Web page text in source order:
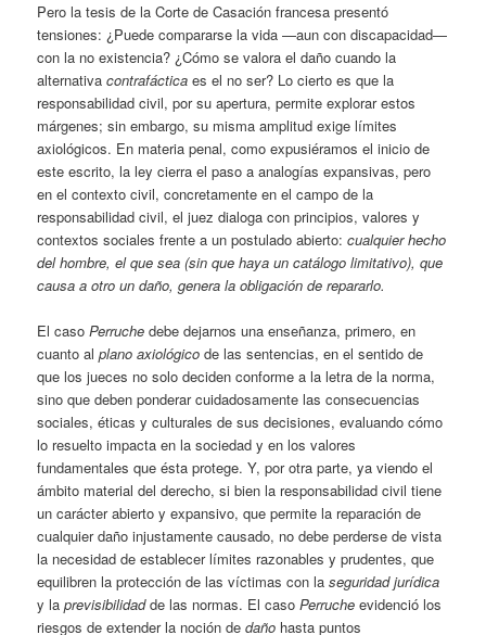
Pero la tesis de la Corte de Casación francesa presentó
tensiones: ¿Puede compararse la vida —aun con discapacidad—
con la no existencia? ¿Cómo se valora el daño cuando la
alternativacontrafácticaes el no ser? Lo cierto es que la
responsabilidad civil, por su apertura, permite explorar estos
márgenes; sin embargo, su misma amplitud exige límites
axiológicos. En materia penal, como expusiéramos el inicio de
este escrito, la ley cierra el paso a analogías expansivas, pero
en el contexto civil, concretamente en el campo de la
responsabilidad civil, el juez dialoga con principios, valores y
contextos sociales frente a un postulado abierto:cualquier hecho
del hombre, el que sea (sin que haya un catálogo limitativo), que
causa a otro un daño, genera la obligación de repararlo.
El casoPerruche debe dejarnos una enseñanza, primero, en
cuanto alplano axiológico de las sentencias, en el sentido de
que los jueces no solo deciden conforme a la letra de la norma,
sino que deben ponderar cuidadosamente las consecuencias
sociales, éticas y culturales de sus decisiones, evaluando cómo
lo resuelto impacta en la sociedad y en los valores
fundamentales que ésta protege. Y, por otra parte, ya viendo el
ámbito material del derecho, si bien la responsabilidad civil tiene
un carácter abierto y expansivo, que permite la reparación de
cualquier daño injustamente causado, no debe perderse de vista
la necesidad de establecer límites razonables y prudentes, que
equilibren la protección de las víctimas con laseguridad jurídica
y laprevisibilidadde las normas. El casoPerruche evidenció los
riesgos de extender la noción dedaño hasta puntos